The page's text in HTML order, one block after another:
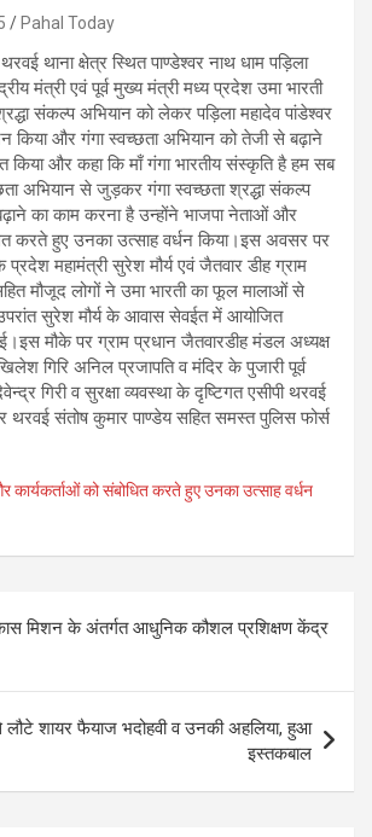
Pahal Today
थाना क्षेत्र स्थित पाण्डेश्वर नाथ धाम पड़िला
मंत्री एवं पूर्व मुख्य मंत्री मध्य प्रदेश उमा भारती
संकल्प अभियान को लेकर पड़िला महादेव पांडेश्वर
किया और गंगा स्वच्छता अभियान को तेजी से बढ़ाने
किया और कहा कि माँ गंगा भारतीय संस्कृति है हम सब
अभियान से जुड़कर गंगा स्वच्छता श्रद्धा संकल्प
का काम करना है उन्होंने भाजपा नेताओं और
करते हुए उनका उत्साह वर्धन किया।इस अवसर पर
प्रदेश महामंत्री सुरेश मौर्य एवं जैतवार डीह ग्राम
मौजूद लोगों ने उमा भारती का फूल मालाओं से
सुरेश मौर्य के आवास सेवईत में आयोजित
मौके पर ग्राम प्रधान जैतवारडीह मंडल अध्यक्ष
गिरि अनिल प्रजापति व मंदिर के पुजारी पूर्व
गिरी व सुरक्षा व्यवस्था के दृष्टिगत एसीपी थरवई
थरवई संतोष कुमार पाण्डेय सहित समस्त पुलिस फोर्स
कार्यकर्ताओं को संबोधित करते हुए उनका उत्साह वर्धन
मिशन के अंतर्गत आधुनिक कौशल प्रशिक्षण केंद्र
शायर फैयाज भदोहवी व उनकी अहलिया, हुआ
इस्तकबाल